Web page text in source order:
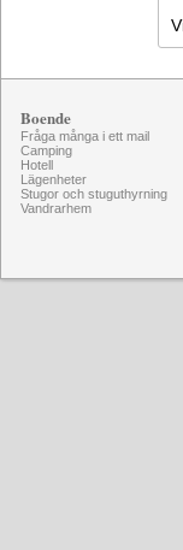
Boende
Fråga många i ett mail
Camping
Hotell
Lägenheter
Stugor och stuguthyrning
Vandrarhem